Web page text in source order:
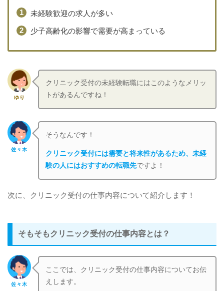
未経験歓迎の求人が多い
少子高齢化の影響で需要が高まっている
ゆり
クリニック受付の未経験転職にはこのようなメリッ
トがあるんですね！
佐々木
そうなんです！
クリニック受付には需要と将来性があるため、未経
験の人にはおすすめの転職先ですよ！
次に、クリニック受付の仕事内容について紹介します！
そもそもクリニック受付の仕事内容とは？
佐々木
ここでは、クリニック受付の仕事内容についてお伝
えします。